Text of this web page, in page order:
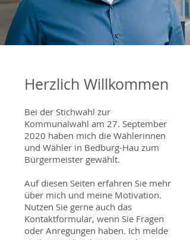
Herzlich Willkommen
Bei der Stichwahl zur
Kommunalwahl am 27. September
2020 haben mich die Wählerinnen
und Wähler in Bedburg-Hau zum
Bürgermeister gewählt.
Auf diesen Seiten erfahren Sie mehr
über mich und meine Motivation.
Nutzen Sie gerne auch das
Kontaktformular, wenn Sie Fragen
oder Anregungen haben. Ich melde